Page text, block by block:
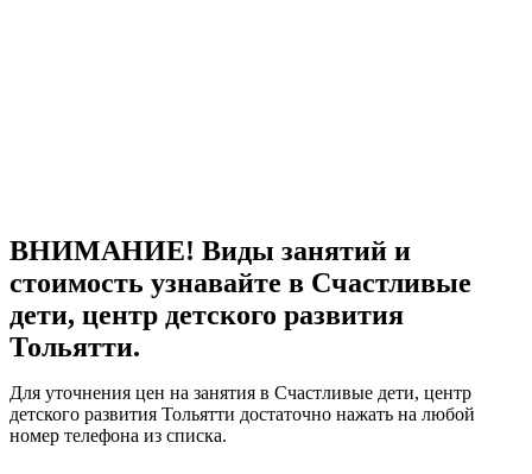
ВНИМАНИЕ! Виды занятий и
стоимость узнавайте в Счастливые
дети, центр детского развития
Тольятти.
Для уточнения цен на занятия в Счастливые дети, центр
детского развития Тольятти достаточно нажать на любой
номер телефона из списка.